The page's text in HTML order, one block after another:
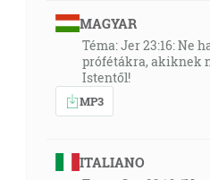
MAGYAR
Téma: Jer 23:16: Ne
prófétákra, akiknek
Istentől!
MP3
ITALIANO